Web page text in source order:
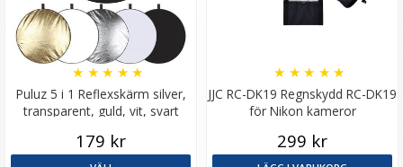
Puluz 5 i 1 Reflexskärm silver,
transparent, guld, vit, svart
★ ★ ★ ★ ★
179 kr
JJC RC-DK19 Regnskydd RC-DK19
för Nikon kameror
★ ★ ★ ★ ★
299 kr